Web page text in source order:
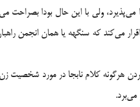
مي‌پذيرد، ولي با اين حال بودا
و بدين سان علناً اقرار مي‌كند كه سنگهه يا همان
هرگونه كلام نابجا در مورد شخصيت